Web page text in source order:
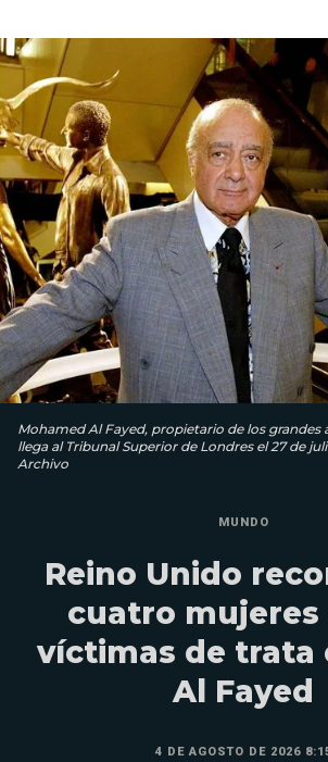
Mohamed Al Fayed, propietario de los grandes
llega al Tribunal Superior de Londres el 27 de
Archivo
MUNDO
Reino Unido
cuatro mujeres
víctimas de trata
Al Fayed
4 DE AGOSTO DE 2026